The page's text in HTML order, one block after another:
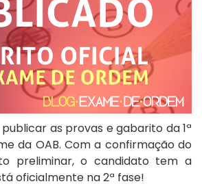
as provas e gabarito da 1ª
da OAB. Com a confirmação do
preliminar, o candidato tem a
oficialmente na 2ª fase!